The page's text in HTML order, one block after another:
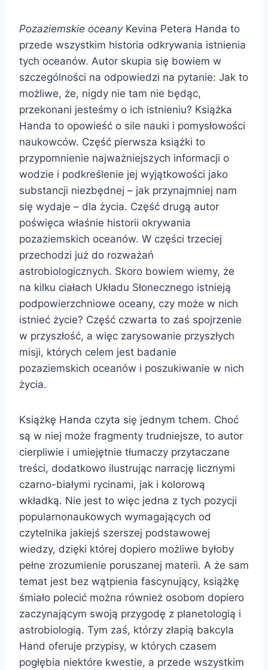
Pozaziemskie oceanyKevina Petera Handa to
przede wszystkim historia odkrywania istnienia
tych oceanów. Autor skupia się bowiem w
szczególności na odpowiedzi na pytanie: Jak to
możliwe, że, nigdy nie tam nie będąc,
przekonani jesteśmy o ich istnieniu? Książka
Handa to opowieść o sile nauki i pomysłowości
naukowców. Część pierwsza książki to
przypomnienie najważniejszych informacji o
wodzie i podkreślenie jej wyjątkowości jako
substancji niezbędnej – jak przynajmniej nam
się wydaje – dla życia. Część drugą autor
poświęca właśnie historii okrywania
pozaziemskich oceanów. W części trzeciej
przechodzi już do rozważań
astrobiologicznych. Skoro bowiem wiemy, że
na kilku ciałach Układu Słonecznego istnieją
podpowierzchniowe oceany, czy może w nich
istnieć życie? Część czwarta to zaś spojrzenie
w przyszłość, a więc zarysowanie przyszłych
misji, których celem jest badanie
pozaziemskich oceanów i poszukiwanie w nich
życia.
Książkę Handa czyta się jednym tchem. Choć
są w niej może fragmenty trudniejsze, to autor
cierpliwie i umiejętnie tłumaczy przytaczane
treści, dodatkowo ilustrując narrację licznymi
czarno-białymi rycinami, jak i kolorową
wkładką. Nie jest to więc jedna z tych pozycji
popularnonaukowych wymagających od
czytelnika jakiejś szerszej podstawowej
wiedzy, dzięki której dopiero możliwe byłoby
pełne zrozumienie poruszanej materii. A że sam
temat jest bez wątpienia fascynujący, książkę
śmiało polecić można również osobom dopiero
zaczynającym swoją przygodę z planetologią i
astrobiologią. Tym zaś, którzy złapią bakcyla
Hand oferuje przypisy, w których czasem
pogłębia niektóre kwestie, a przede wszystkim